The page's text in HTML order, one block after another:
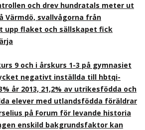
och drev hundratals meter ut
Värmdö, svallvågorna från
upp flaket och sällskapet fick
9 och i årskurs 1-3 på gymnasiet
negativt inställda till hbtqi-
år 2013, 21,2% av utrikesfödda och
elever med utlandsfödda föräldrar
på Forum för levande historia
enskild bakgrundsfaktor kan